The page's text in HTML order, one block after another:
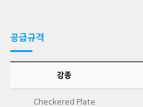
공급규격
강종
Checkered Plate